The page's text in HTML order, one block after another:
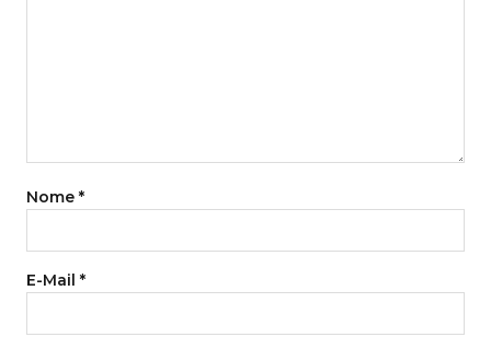
Nome *
E-Mail *